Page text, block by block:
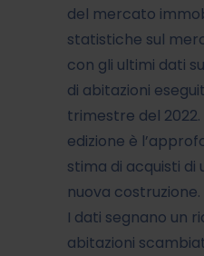
del mercato
statistiche sul
con gli ultimi dati
di abitazioni
trimestre del
edizione è
stima di acquisti di
nuova costruzione.
I dati segnano un
abitazioni